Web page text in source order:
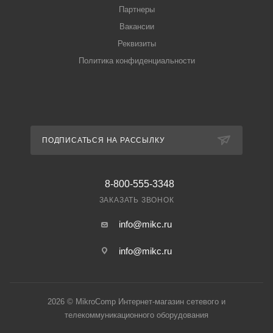
Партнеры
Вакансии
Реквизиты
Политика конфиденциальности
ПОДПИСАТЬСЯ НА РАССЫЛКУ
8-800-555-3348
ЗАКАЗАТЬ ЗВОНОК
info@mikc.ru
info@mikc.ru
2026 © MikroComp Интернет-магазин сетевого и
телекоммуникационного оборудования